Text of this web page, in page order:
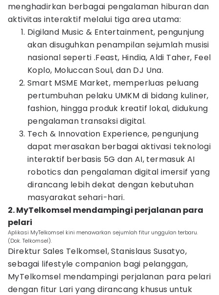
menghadirkan berbagai pengalaman hiburan dan
aktivitas interaktif melalui tiga area utama:
Digiland Music & Entertainment, pengunjung
akan disuguhkan penampilan sejumlah musisi
nasional seperti .Feast, Hindia, Aldi Taher, Feel
Koplo, Moluccan Soul, dan DJ Una.
Smart MSME Market, memperluas peluang
pertumbuhan pelaku UMKM di bidang kuliner,
fashion, hingga produk kreatif lokal, didukung
pengalaman transaksi digital.
Tech & Innovation Experience, pengunjung
dapat merasakan berbagai aktivasi teknologi
interaktif berbasis 5G dan AI, termasuk AI
robotics dan pengalaman digital imersif yang
dirancang lebih dekat dengan kebutuhan
masyarakat sehari-hari.
2. MyTelkomsel mendampingi perjalanan para
pelari
Aplikasi MyTelkomsel kini menawarkan sejumlah fitur unggulan terbaru.
(Dok. Telkomsel).
Direktur Sales Telkomsel, Stanislaus Susatyo,
sebagai lifestyle companion bagi pelanggan,
MyTelkomsel mendampingi perjalanan para pelari
dengan fitur Lari yang dirancang khusus untuk